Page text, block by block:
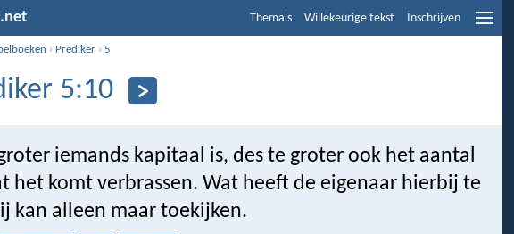
Thema's Willekeurige tekst Inschrijven
› Prediker ›5
5:10
iemands kapitaal is, des te groter ook het aantal
het komt verbrassen. Wat heeft de eigenaar hierbij te
kan alleen maar toekijken.